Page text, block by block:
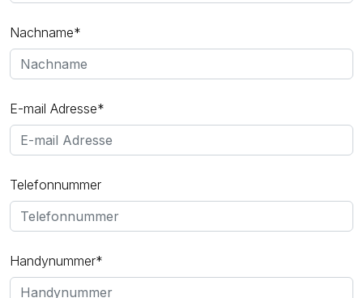
Nachname*
E-mail Adresse*
Telefonnummer
Handynummer*